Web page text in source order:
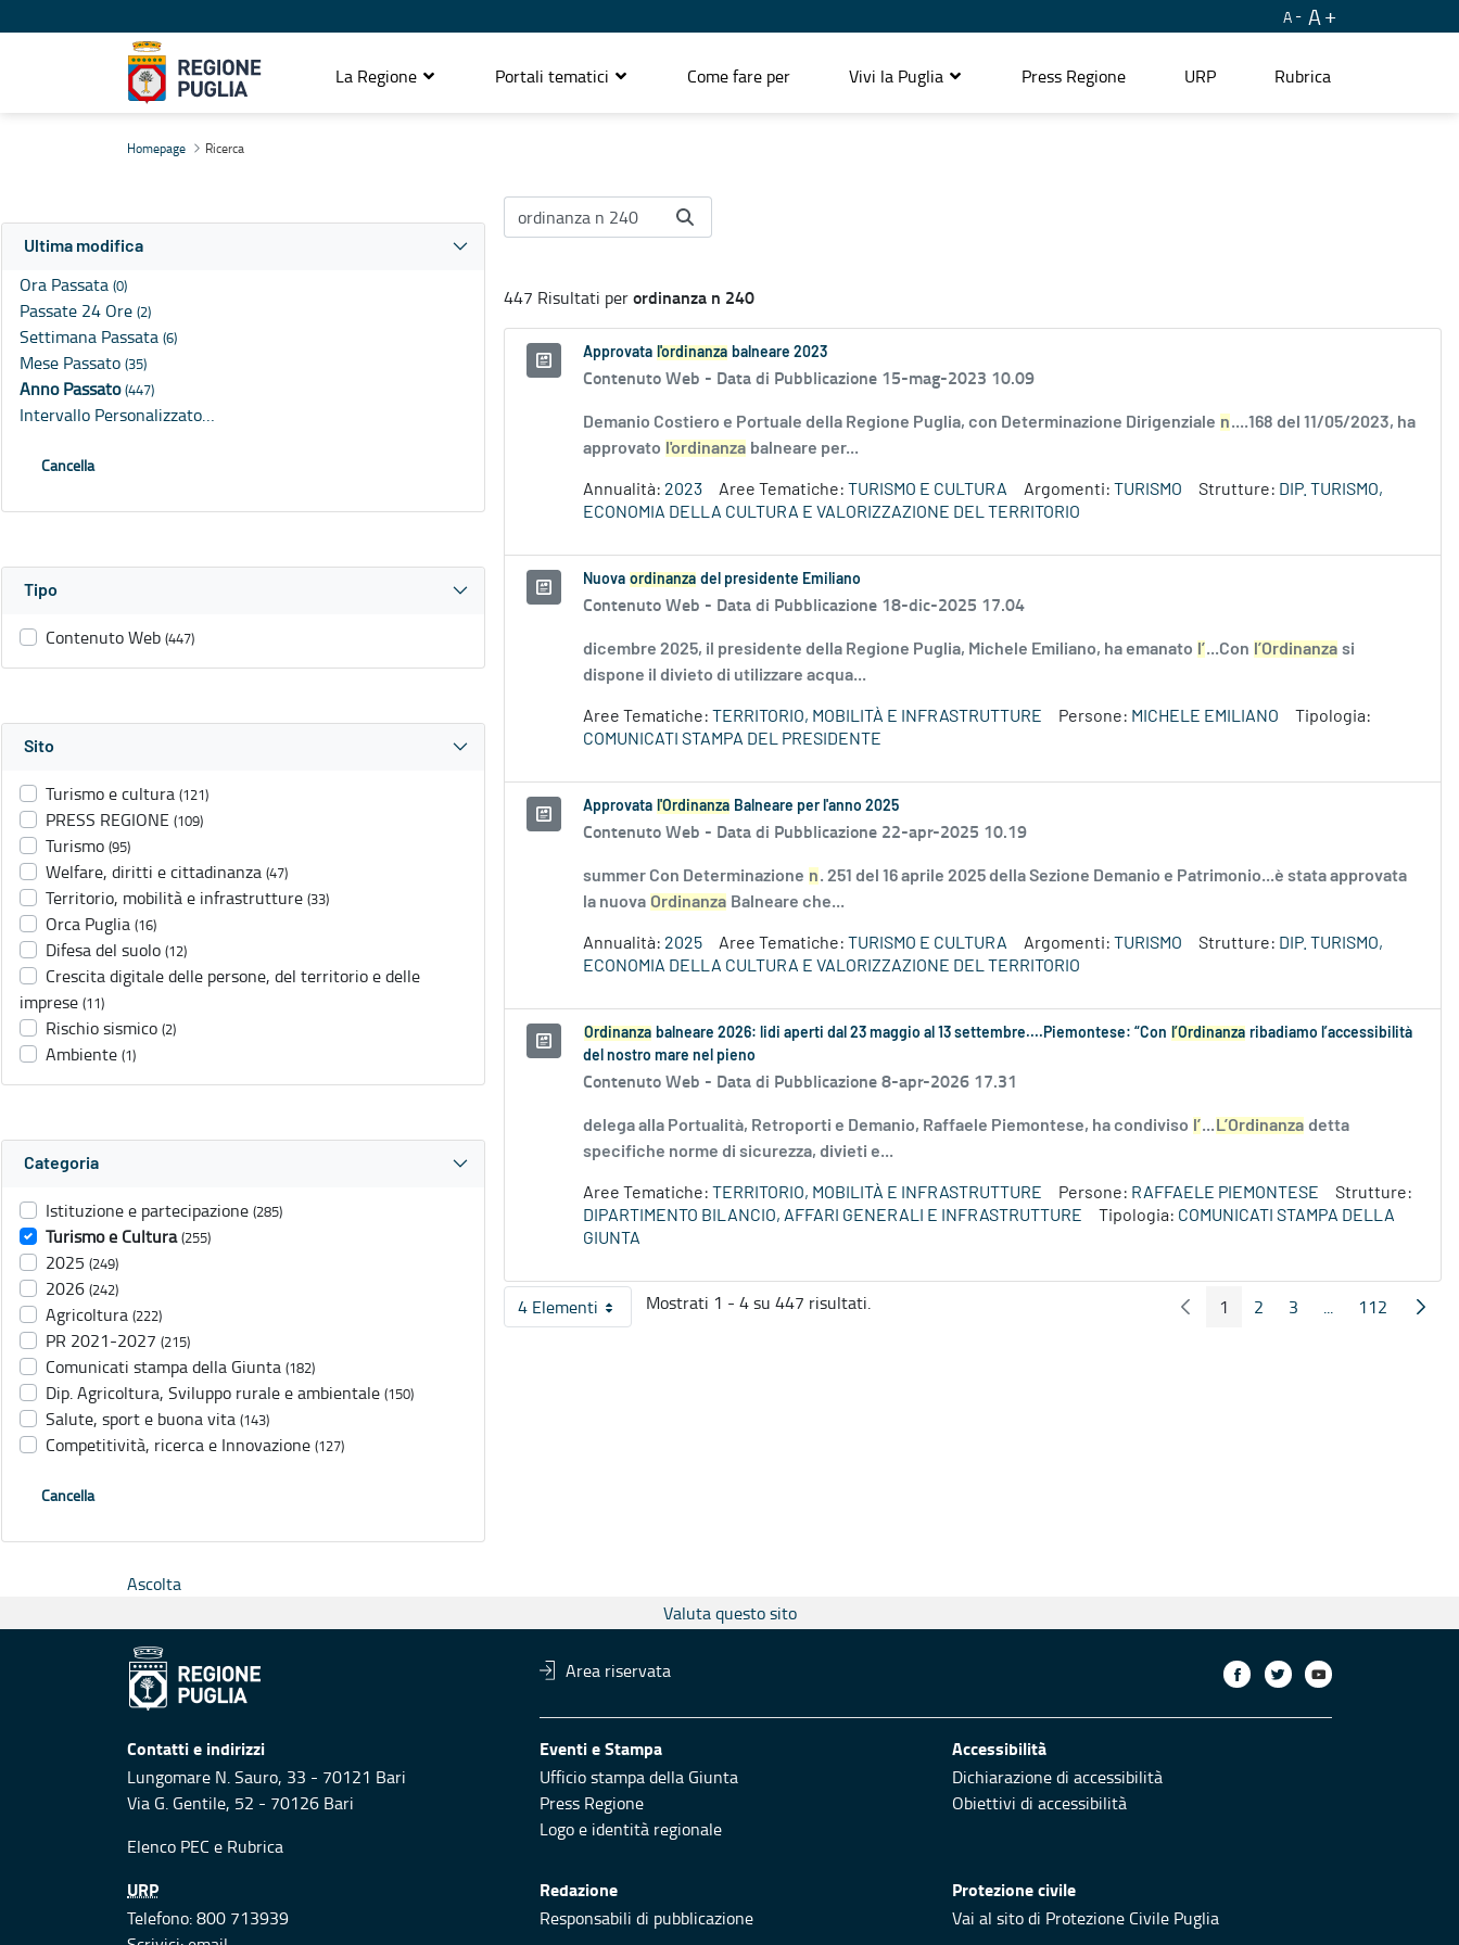
A A
La Regione Portali tematici Come fare per Vivi la Puglia Press Regione URP Rubrica
Homepage Ricerca
Ultima modifica
Ora Passata (0)
Passate 24 Ore (2)
Settimana Passata (6)
Mese Passato (35)
Anno Passato(447)
Intervallo Personalizzato…
Cancella
Tipo
Contenuto Web (447)
Sito
Turismo e cultura (121)
PRESS REGIONE (109)
Turismo (95)
Welfare, diritti e cittadinanza (47)
Territorio, mobilità e infrastrutture (33)
Orca Puglia (16)
Difesa del suolo (12)
Crescita digitale delle persone, del territorio e delle
imprese (11)
Rischio sismico (2)
Ambiente (1)
Categoria
Istituzione e partecipazione (285)
Turismo e Cultura (255)
2025 (249)
2026 (242)
Agricoltura (222)
PR 2021-2027 (215)
Comunicati stampa della Giunta (182)
Dip. Agricoltura, Sviluppo rurale e ambientale (150)
Salute, sport e buona vita (143)
Competitività, ricerca e Innovazione (127)
Cancella
447 Risultati perordinanza n 240
Approvata l'ordinanza balneare 2023
Contenuto Web - Data di Pubblicazione 15-mag-2023 10.09
Demanio Costiero e Portuale della Regione Puglia, con Determinazione Dirigenziale n....168 del 11/05/2023, ha
approvato l'ordinanza balneare per...
Annualità: 2023 Aree Tematiche: TURISMO E CULTURA Argomenti: TURISMO Strutture: DIP. TURISMO,
ECONOMIA DELLA CULTURA E VALORIZZAZIONE DEL TERRITORIO
Nuova ordinanza del presidente Emiliano
Contenuto Web - Data di Pubblicazione 18-dic-2025 17.04
dicembre 2025, il presidente della Regione Puglia, Michele Emiliano, ha emanato l’...Con l’Ordinanza si
dispone il divieto di utilizzare acqua...
Aree Tematiche: TERRITORIO, MOBILITÀ E INFRASTRUTTURE Persone: MICHELE EMILIANO
Tipologia:
COMUNICATI STAMPA DEL PRESIDENTE
Approvata l'Ordinanza Balneare per l'anno 2025
Contenuto Web - Data di Pubblicazione 22-apr-2025 10.19
summer Con Determinazione n. 251 del 16 aprile 2025 della Sezione Demanio e Patrimonio...è stata approvata
la nuova Ordinanza Balneare che...
Annualità: 2025 Aree Tematiche: TURISMO E CULTURA Argomenti: TURISMO Strutture: DIP. TURISMO,
ECONOMIA DELLA CULTURA E VALORIZZAZIONE DEL TERRITORIO
Ordinanza balneare 2026: lidi aperti dal 23 maggio al 13 settembre....Piemontese: “Con l’Ordinanza ribadiamo l’accessibilità
del nostro mare nel pieno
Contenuto Web - Data di Pubblicazione 8-apr-2026 17.31
delega alla Portualità, Retroporti e Demanio, Raffaele Piemontese, ha condiviso l’... L’Ordinanza detta
specifiche norme di sicurezza, divieti e...
Aree Tematiche: TERRITORIO, MOBILITÀ E INFRASTRUTTURE Persone: RAFFAELE PIEMONTESE
Strutture:
DIPARTIMENTO BILANCIO, AFFARI GENERALI E INFRASTRUTTURE
Tipologia: COMUNICATI STAMPA DELLA
GIUNTA
4 ElementiPer pagina
Mostrati 1 - 4 su 447 risultati. Pagina Precedente
Pagina
1 Pagina
2 Pagina
3 ...
PaginePagina
112
Ascolta
Valuta questo sito
Area riservata
Contatti e indirizzi
Lungomare N. Sauro, 33 - 70121 Bari
Via G. Gentile, 52 - 70126 Bari
Elenco PEC e Rubrica
Eventi e Stampa
Ufficio stampa della Giunta
Press Regione
Logo e identità regionale
Accessibilità
Dichiarazione di accessibilità
Obiettivi di accessibilità
URP
Telefono: 800 713939
Redazione
Responsabili di pubblicazione
Protezione civile
Vai al sito di Protezione Civile Puglia